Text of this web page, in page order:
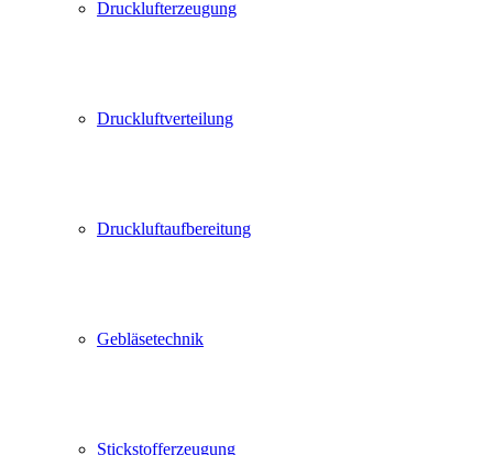
Drucklufterzeugung
Druckluftverteilung
Druckluftaufbereitung
Gebläsetechnik
Stickstofferzeugung